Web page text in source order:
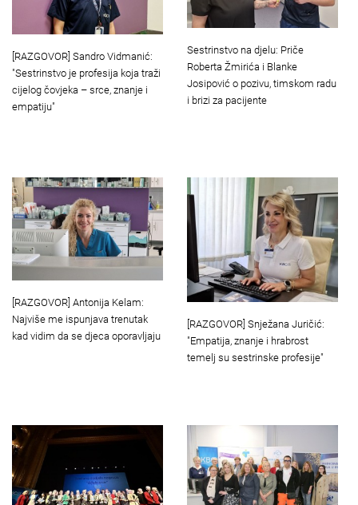
[RAZGOVOR] Sandro Vidmanić:
"Sestrinstvo je profesija koja traži
cijelog čovjeka – srce, znanje i
empatiju"
Sestrinstvo na djelu: Priče
Roberta Žmirića i Blanke
Josipović o pozivu, timskom radu
i brizi za pacijente
[RAZGOVOR] Antonija Kelam:
Najviše me ispunjava trenutak
kad vidim da se djeca oporavljaju
[RAZGOVOR] Snježana Juričić:
"Empatija, znanje i hrabrost
temelj su sestrinske profesije"